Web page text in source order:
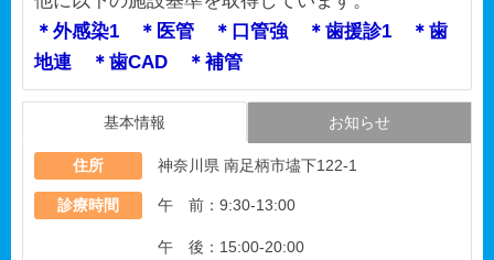
＊外感染1 ＊医管 ＊口管強 ＊歯援診1 ＊歯
地連 ＊歯CAD ＊補管
基本情報 お知らせ
住所 神奈川県 南足柄市壗下122-1
診療時間 午 前：9:30-13:00
午 後：15:00-20:00